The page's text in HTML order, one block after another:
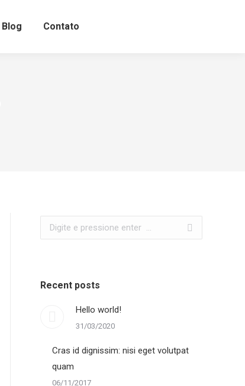
Blog Contato
Search:
Recent posts
Hello world!
31/03/2020
Cras id dignissim: nisi eget volutpat
quam
06/11/2017